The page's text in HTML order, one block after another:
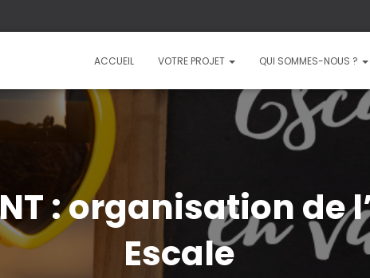
ACCUEIL VOTRE PROJET QUI SOMMES-NOUS ?
: organisation de
Escale